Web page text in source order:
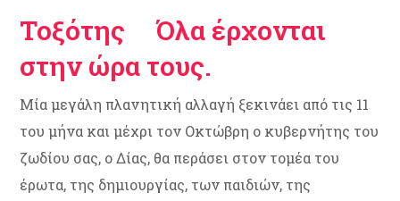
Τοξότης Όλα έρχονται
στην ώρα τους.
Μία μεγάλη πλανητική αλλαγή ξεκινάει από τις 11
του μήνα και μέχρι τον Οκτώβρη ο κυβερνήτης του
ζωδίου σας, ο Δίας, θα περάσει στον τομέα του
έρωτα, της δημιουργίας, των παιδιών, της